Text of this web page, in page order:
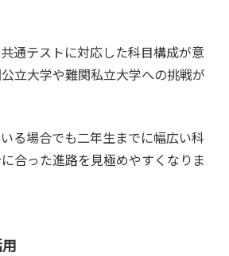
通テストに対応した科目構成が意
立大学や難関私立大学への挑戦が
る場合でも二年生までに幅広い科
合った進路を見極めやすくなりま